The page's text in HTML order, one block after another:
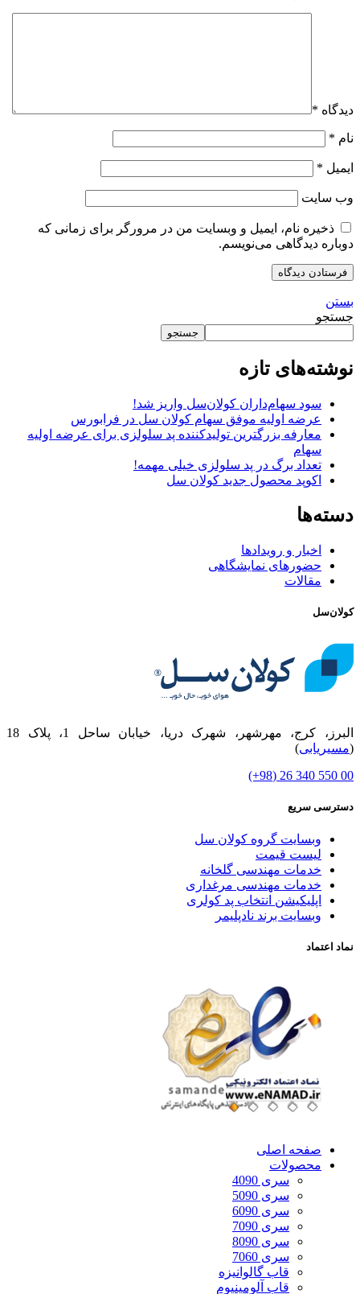
دیدگاه *
نام *
ایمیل *
وب‌ سایت
ذخیره نام، ایمیل و وبسایت من در مرورگر برای زمانی که
دوباره دیدگاهی می‌نویسم.
بستن
جستجو
جستجو
نوشته‌های تازه
سود سهام‌داران کولان‌سل واریز شد!
عرضه اولیه موفق سهام کولان سل در فرابورس
معارفه بزرگترین تولیدکننده پد سلولزی برای عرضه اولیه
سهام
تعداد برگ در پد سلولزی خیلی مهمه!
اکوپد محصول جدید کولان‌ سل
دسته‌ها
اخبار و رویدادها
حضورهای نمایشگاهی
مقالات
کولان‌سل
البرز، کرج، مهرشهر، شهرک دریا، خیابان ساحل 1، پلاک 18
(مسیریابی)
00 550 340 26 (98+)
دسترسی سریع
وبسایت گروه کولان سل
لیست قیمت
خدمات مهندسی گلخانه
خدمات مهندسی مرغداری
اپلیکیشن انتخاب پد کولری
وبسایت برند نادپلیمر
نماد اعتماد
صفحه اصلی
محصولات
سری 4090
سری 5090
سری 6090
سری 7090
سری 8090
سری 7060
قاب گالوانیزه
قاب آلومینیوم